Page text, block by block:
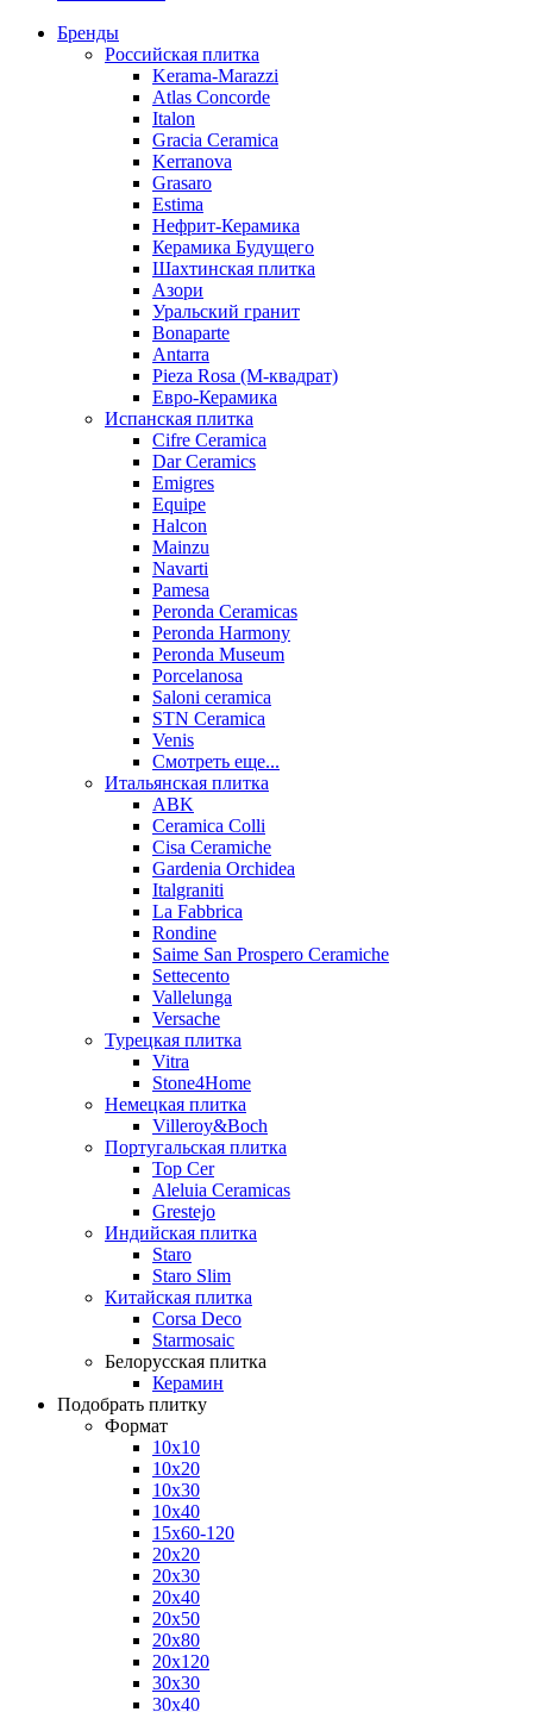
Бренды
Российская плитка
Kerama-Marazzi
Atlas Concorde
Italon
Gracia Ceramica
Kerranova
Grasaro
Estima
Нефрит-Керамика
Керамика Будущего
Шахтинская плитка
Азори
Уральский гранит
Bonaparte
Antarra
Pieza Rosa (М-квадрат)
Евро-Керамика
Испанская плитка
Cifre Ceramica
Dar Ceramics
Emigres
Equipe
Halcon
Mainzu
Navarti
Pamesa
Peronda Ceramicas
Peronda Harmony
Peronda Museum
Porcelanosa
Saloni ceramica
STN Ceramica
Venis
Смотреть еще...
Итальянская плитка
ABK
Ceramica Colli
Cisa Ceramiche
Gardenia Orchidea
Italgraniti
La Fabbrica
Rondine
Saime San Prospero Ceramiche
Settecento
Vallelunga
Versache
Турецкая плитка
Vitra
Stone4Home
Немецкая плитка
Villeroy&Boch
Португальская плитка
Top Cer
Aleluia Ceramicas
Grestejo
Индийская плитка
Staro
Staro Slim
Китайская плитка
Corsa Deco
Starmosaic
Белорусская плитка
Керамин
Подобрать плитку
Формат
10x10
10x20
10x30
10x40
15x60-120
20x20
20x30
20x40
20x50
20x80
20x120
30x30
30x40